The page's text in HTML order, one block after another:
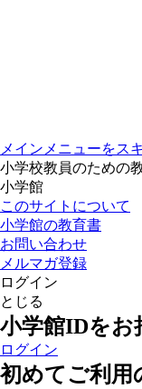
メインメニューをス
小学校教員のための
小学館
このサイトについて
小学館の教育書
お問い合わせ
メルマガ登録
ログイン
とじる
小学館IDをお
ログイン
初めてご利用